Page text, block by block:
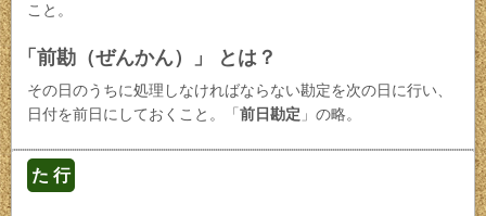
こと。
「前勘（ぜんかん）」 とは？
その日のうちに処理しなければならない勘定を次の日に行い、
日付を前日にしておくこと。「前日勘定 」の略。
た 行